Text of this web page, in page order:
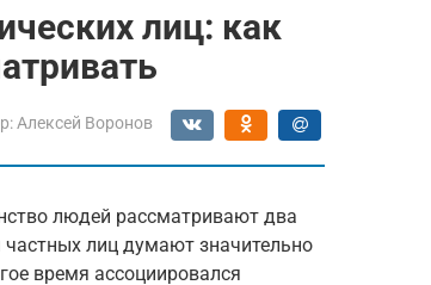
лиц: как
Алексей Воронов
людей рассматривают два
частных лиц думают значительно
время ассоциировался